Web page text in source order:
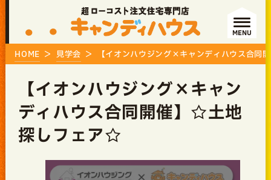
MENU
HOME 見学会 【イオンハウジング×キャンディハウス合
【イオンハウジング×キャン
ディハウス合同開催】☆土地
探しフェア☆